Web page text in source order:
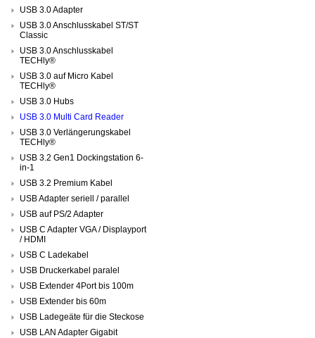
USB 3.0 Adapter
USB 3.0 Anschlusskabel ST/ST
Classic
USB 3.0 Anschlusskabel
TECHly®
USB 3.0 auf Micro Kabel
TECHly®
USB 3.0 Hubs
USB 3.0 Multi Card Reader
USB 3.0 Verlängerungskabel
TECHly®
USB 3.2 Gen1 Dockingstation 6-
in-1
USB 3.2 Premium Kabel
USB Adapter seriell / parallel
USB auf PS/2 Adapter
USB C Adapter VGA / Displayport
/ HDMI
USB C Ladekabel
USB Druckerkabel paralel
USB Extender 4Port bis 100m
USB Extender bis 60m
USB Ladegeäte für die Steckose
USB LAN Adapter Gigabit